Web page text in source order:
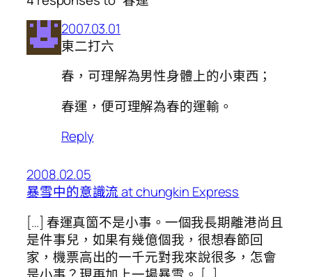
2007.03.01
東二打六
春，可理解為男性身體上的小東西；
春運，便可理解為春的運輸。
Reply
2008.02.05
暴雪中的意識流 at chungkin Express
[…] 春運真箇不是小事。一個我長期離港尚且
是件事兒，如果有幾億個我，很想春節回
家，機票高出的一千元對我來說很多，怎會